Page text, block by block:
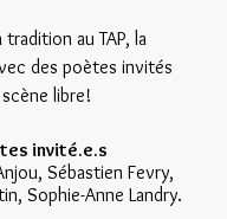
au TAP, la
des poètes invités
libre!
invité.e.s
Sébastien Fevry,
Sophie-Anne Landry.